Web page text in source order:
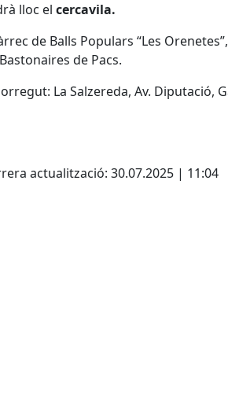
lloc el cercavila.
de Balls Populars “Les
de Pacs.
La Salzereda, Av. Diputació,
actualització: 30.07.2025 | 11:04